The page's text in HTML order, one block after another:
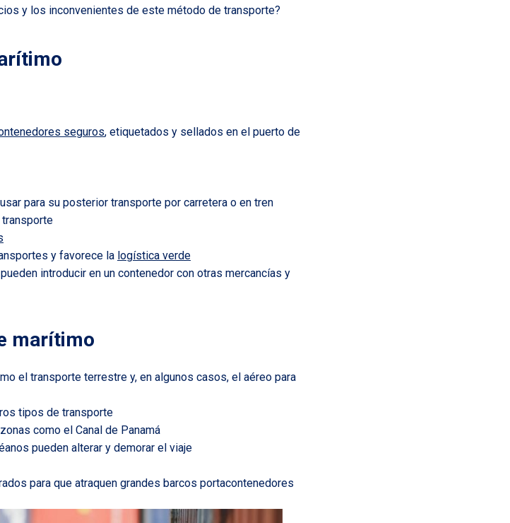
y los inconvenientes de este método de transporte?
seguros, etiquetados y sellados en el puerto de
para su posterior transporte por carretera o en tren
y favorece la logística verde
introducir en un contenedor con otras mercancías y
marítimo
el transporte terrestre y, en algunos casos, el aéreo para
tipos de transporte
como el Canal de Panamá
pueden alterar y demorar el viaje
para que atraquen grandes barcos portacontenedores